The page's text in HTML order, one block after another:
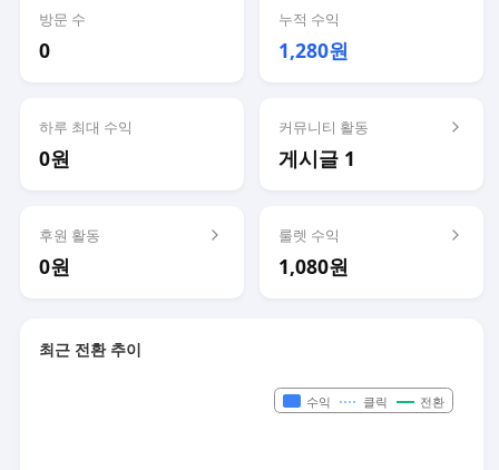
방문 수
0
누적 수익
1,280원
하루 최대 수익
0원
커뮤니티 활동
게시글 1
후원 활동
0원
룰렛 수익
1,080원
최근 전환 추이